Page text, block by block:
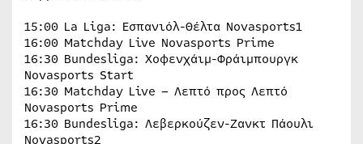
15:00 La Liga: Εσπανιόλ-Θέλτα Novasports1
16:00 Matchday Live Novasports Prime
16:30 Bundesliga: Χοφενχάιμ-Φράιμπουργκ
Novasports Start
16:30 Matchday Live – Λεπτό προς Λεπτό
Novasports Prime
16:30 Bundesliga: Λεβερκούζεν-Ζανκτ Πάουλι
Novasports2